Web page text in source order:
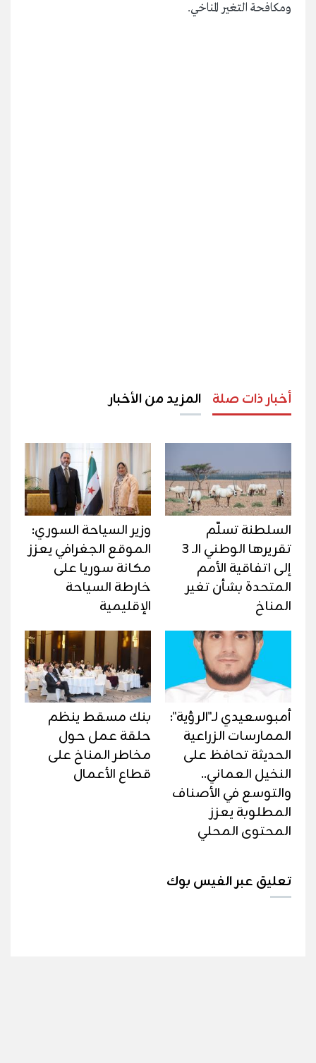
ومكافحة التغير المناخي.
أخبار ذات صلة المزيد من الأخبار
السلطنة تسلّم
تقريرها الوطني الـ 3
إلى اتفاقية الأمم
المتحدة بشأن تغير
المناخ
وزير السياحة السوري:
الموقع الجغرافي يعزز
مكانة سوريا على
خارطة السياحة
الإقليمية
أمبوسعيدي لـ"الرؤية":
الممارسات الزراعية
الحديثة تحافظ على
النخيل العماني..
والتوسع في الأصناف
المطلوبة يعزز
المحتوى المحلي
بنك مسقط ينظم
حلقة عمل حول
مخاطر المناخ على
قطاع الأعمال
تعليق عبر الفيس بوك